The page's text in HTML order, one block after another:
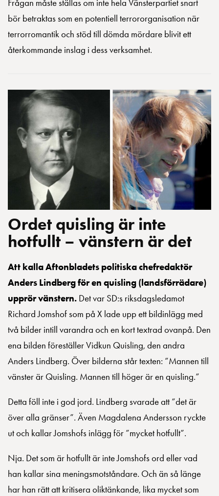
Frågan måste ställas om inte hela Vänsterpartiet snart
bör betraktas som en potentiell terrororganisation när
terrorromantik och stöd till dömda mördare blivit ett
återkommande inslag i dess verksamhet.
Ordet quisling är inte
hotfullt – vänstern är det
Att kalla Aftonbladets politiska chefredaktör
Anders Lindberg för en quisling (landsförrädare)
upprör vänstern. Det var SD:s riksdagsledamot
Richard Jomshof som på X lade upp ett bildinlägg med
två bilder intill varandra och en kort textrad ovanpå. Den
ena bilden föreställer Vidkun Quisling, den andra
Anders Lindberg. Över bilderna står texten: ”Mannen till
vänster är Quisling. Mannen till höger är en quisling.”
Detta föll inte i god jord. Lindberg svarade att ”det är
över alla gränser”. Även Magdalena Andersson ryckte
ut och kallar Jomshofs inlägg för ”mycket hotfullt”.
Nja. Det som är hotfullt är inte Jomshofs ord eller vad
han kallar sina meningsmotståndare. Och än så länge
har han rätt att kritisera oliktänkande, lika mycket som